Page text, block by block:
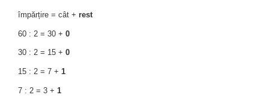
împărțire = cât + rest
60 : 2 = 30 + 0
30 : 2 = 15 + 0
15 : 2 = 7 + 1
7 : 2 = 3 + 1